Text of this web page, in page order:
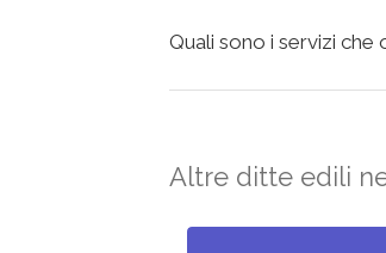
Quali sono i servizi che
Altre ditte edili